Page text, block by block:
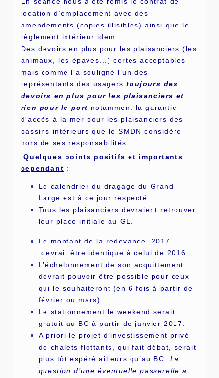
location d’emplacement avec des
amendements (copies illisibles) ainsi que le
règlement intérieur idem.
Des devoirs en plus pour les plaisanciers (les
animaux, les épaves...) certes acceptables
mais comme l'a souligné l’un des
représentants des usagerstoujours des
devoirs en plus pour les plaisanciers et
rien pour le port notamment la garantie
d'accès à la mer pour les plaisanciers des
bassins intérieurs que le SMDN considère
hors de ses responsabilités....
Quelques points positifs et importants
cependant :
Le calendrier du dragage du Grand
Large est à ce jour respecté.
Tous les plaisanciers devraient retrouver
leur place initiale au GL.
Le montant de la redevance 2017
devrait être identique à celui de 2016.
L’échelonnement de son acquittement
devrait pouvoir être possible pour ceux
qui le souhaiteront (en 6 fois à partir de
février ou mars)
Le stationnement le weekend serait
gratuit au BC à partir de janvier 2017.
A priori le projet d’investissement privé
de chalets flottants, qui fait débat, serait
plus tôt espéré ailleurs qu’au BC. La
question d’une éventuelle passerelle a